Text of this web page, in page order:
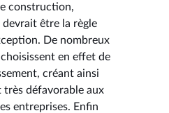
construction,
être la règle
De nombreux
en effet de
créant ainsi
très défavorable aux
entreprises. Enfin